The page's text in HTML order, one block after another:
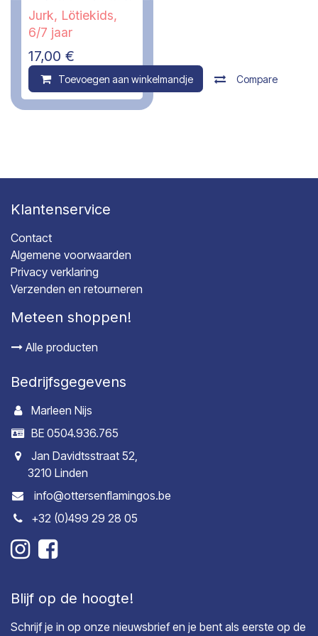
Jurk, Lötiekids,
6/7 jaar
17,00 €
Toevoegen aan winkelmandje Compare
Klantenservice
Contact
Algemene voorwaarden
Privacy verklaring
Verzenden en retourneren
Meteen shoppen!
Alle producten
Bedrijfsgegevens
Marleen Nijs
BE 0504.936.765
Jan Davidtsstraat 52,
3210 Linden
info@ottersenflamingos.be
+32 (0)499 29 28 05
Blijf op de hoogte!
Schrijf je in op onze nieuwsbrief en je bent als eerste op de